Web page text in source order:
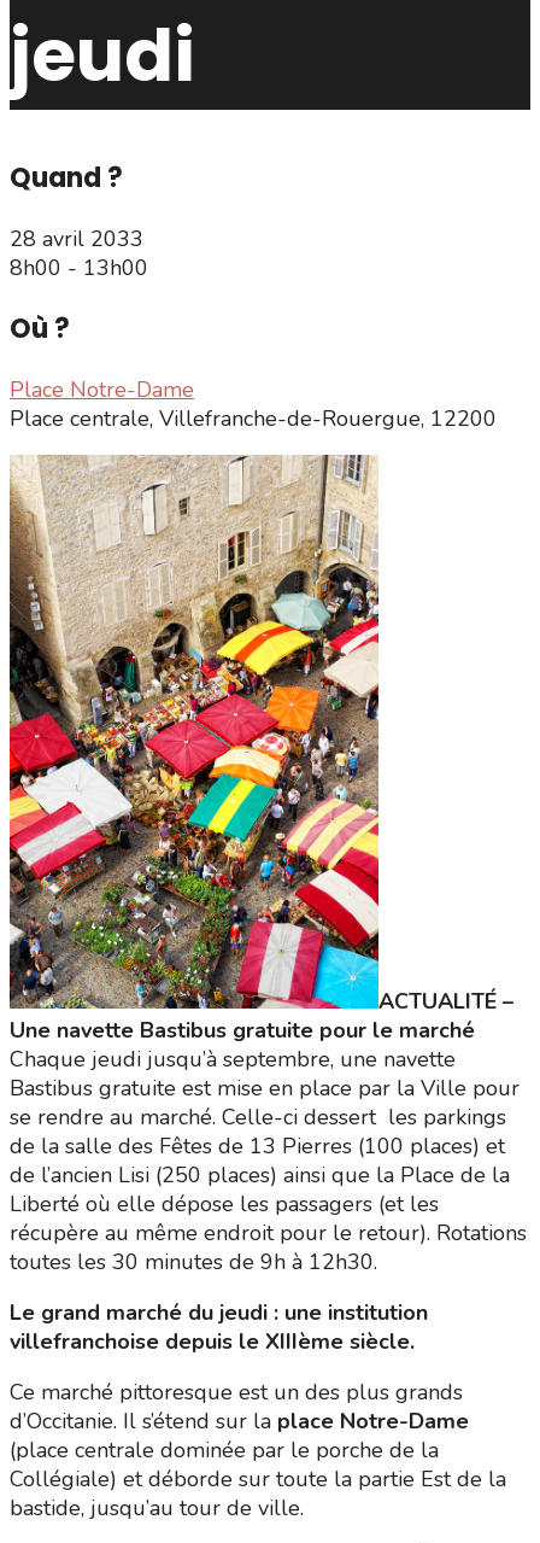
jeudi
Quand ?
28 avril 2033
8h00 - 13h00
Où ?
Place Notre-Dame
Place centrale, Villefranche-de-Rouergue, 12200
ACTUALITÉ –
Une navette Bastibus gratuite pour le marché
Chaque jeudi jusqu’à septembre, une navette
Bastibus gratuite est mise en place par la Ville pour
se rendre au marché. Celle-ci dessert les parkings
de la salle des Fêtes de 13 Pierres (100 places) et
de l’ancien Lisi (250 places) ainsi que la Place de la
Liberté où elle dépose les passagers (et les
récupère au même endroit pour le retour). Rotations
toutes les 30 minutes de 9h à 12h30.
Le grand marché du jeudi : une institution
villefranchoise depuis le XIIIème siècle.
Ce marché pittoresque est un des plus grands
d’Occitanie. Il s’étend sur la place Notre-Dame
(place centrale dominée par le porche de la
Collégiale) et déborde sur toute la partie Est de la
bastide, jusqu’au tour de ville.